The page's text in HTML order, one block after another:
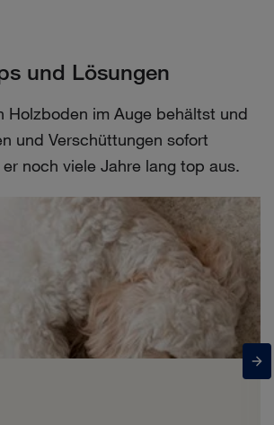
und Lösungen
Holzboden im Auge behältst und
und Verschüttungen sofort
noch viele Jahre lang top aus.